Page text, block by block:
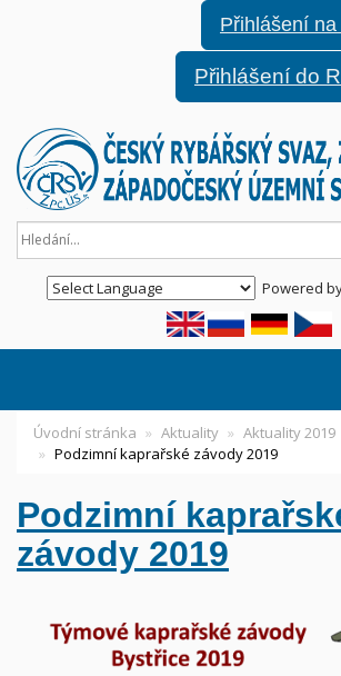
Přihlášení
Přihlášení do
Powered
Úvodní stránka Aktuality
Aktuality 2019
Podzimní kaprařské závody 2019
Podzimní
závody 2019